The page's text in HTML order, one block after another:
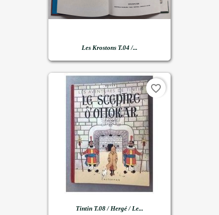
Les Krostons T.04 /...
Tintin T.08 / Hergé / Le...
favorite_border